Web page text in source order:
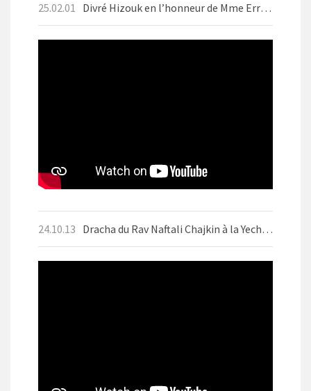
25.02.01 Divré Hizouk en l’honneur de Mme Errera ז״ל Motsaei Chabbat BO 1er Fevrier 2025
24.10.13 Dracha du Rav Naftali Chajkin à la Yechiva d'Aix-les-Bains le mercredi 9 octobre 2024